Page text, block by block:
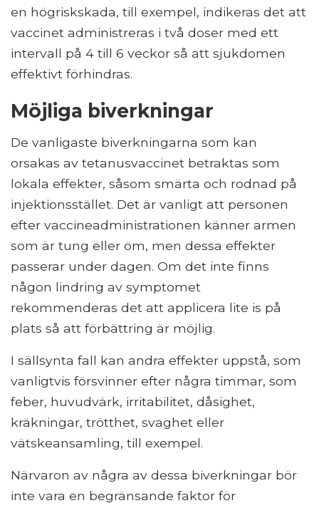
en högriskskada, till exempel, indikeras det att
vaccinet administreras i två doser med ett
intervall på 4 till 6 veckor så att sjukdomen
effektivt förhindras.
Möjliga biverkningar
De vanligaste biverkningarna som kan
orsakas av tetanusvaccinet betraktas som
lokala effekter, såsom smärta och rodnad på
injektionsstället. Det är vanligt att personen
efter vaccineadministrationen känner armen
som är tung eller öm, men dessa effekter
passerar under dagen. Om det inte finns
någon lindring av symptomet
rekommenderas det att applicera lite is på
plats så att förbättring är möjlig.
I sällsynta fall kan andra effekter uppstå, som
vanligtvis försvinner efter några timmar, som
feber, huvudvärk, irritabilitet, dåsighet,
kräkningar, trötthet, svaghet eller
vätskeansamling, till exempel.
Närvaron av några av dessa biverkningar bör
inte vara en begränsande faktor för